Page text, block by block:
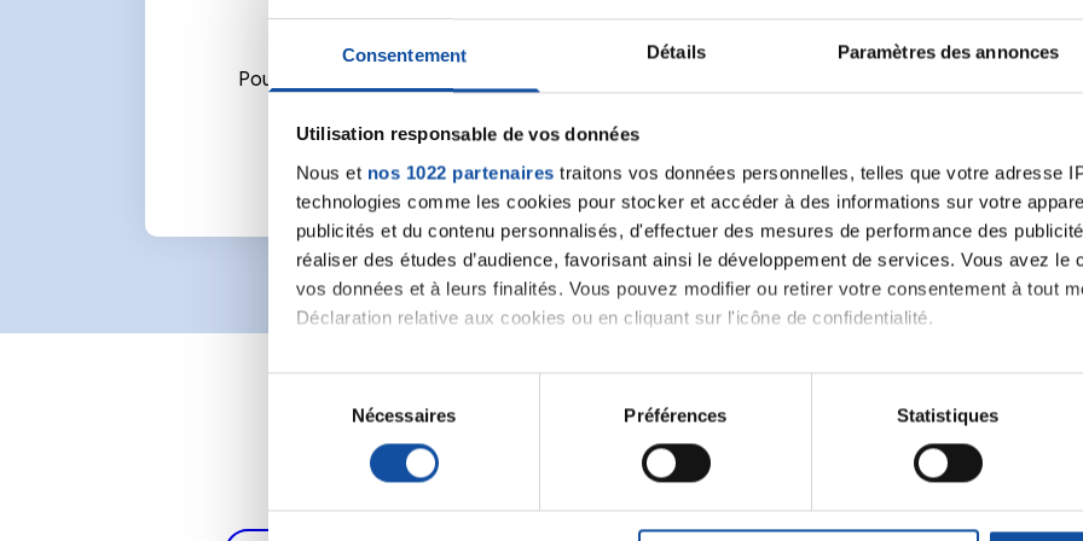
Consentement Détails Paramètres des annonces
Utilisation responsable de vos données
Nous et nos 1022 partenaires traitons vos données personnelles, telles que votre adresse
technologies comme les cookies pour stocker et accéder à des informations sur votre
publicités et du contenu personnalisés, d'effectuer des mesures de performance des
réaliser des études d’audience, favorisant ainsi le développement de services. Vous avez le
vos données et à leurs finalités. Vous pouvez modifier ou retirer votre consentement à tout
Déclaration relative aux cookies ou en cliquant sur l'icône de confidentialité.
Si vous le permettez, nous aimerions également :
Collecter des informations sur votre localisation géographique qui peuvent être
digitales).
. Vous pouvez modifier ou retirer votre consentement à tout moment à partir de la
t
Nécessaires Préférences Statistiques
Pour écrire un commentaire ou lancer une nouvelle discussion vous aurez besoin de vous
Thématiques